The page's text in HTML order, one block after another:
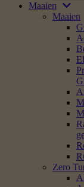
Maaien
Maaien
Zero